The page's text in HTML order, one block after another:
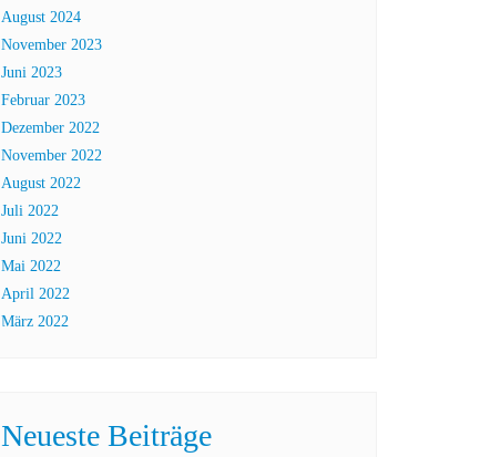
August 2024
November 2023
Juni 2023
Februar 2023
Dezember 2022
November 2022
August 2022
Juli 2022
Juni 2022
Mai 2022
April 2022
März 2022
Neueste Beiträge